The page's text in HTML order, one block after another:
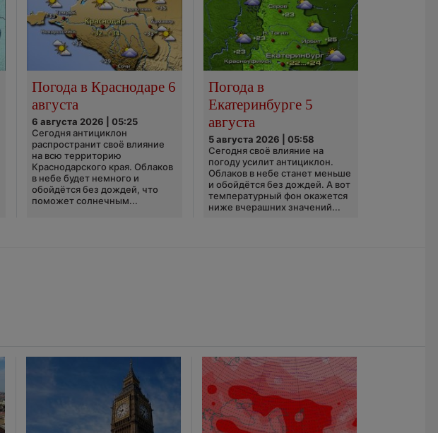
Погода в Краснодаре 6
августа
6 августа 2026 | 05:25
Сегодня антициклон
распространит своё влияние
на всю территорию
Краснодарского края. Облаков
в небе будет немного и
обойдётся без дождей, что
поможет солнечным...
Погода в
Екатеринбурге 5
августа
5 августа 2026 | 05:58
Сегодня своё влияние на
погоду усилит антициклон.
Облаков в небе станет меньше
и обойдётся без дождей. А вот
температурный фон окажется
ниже вчерашних значений...